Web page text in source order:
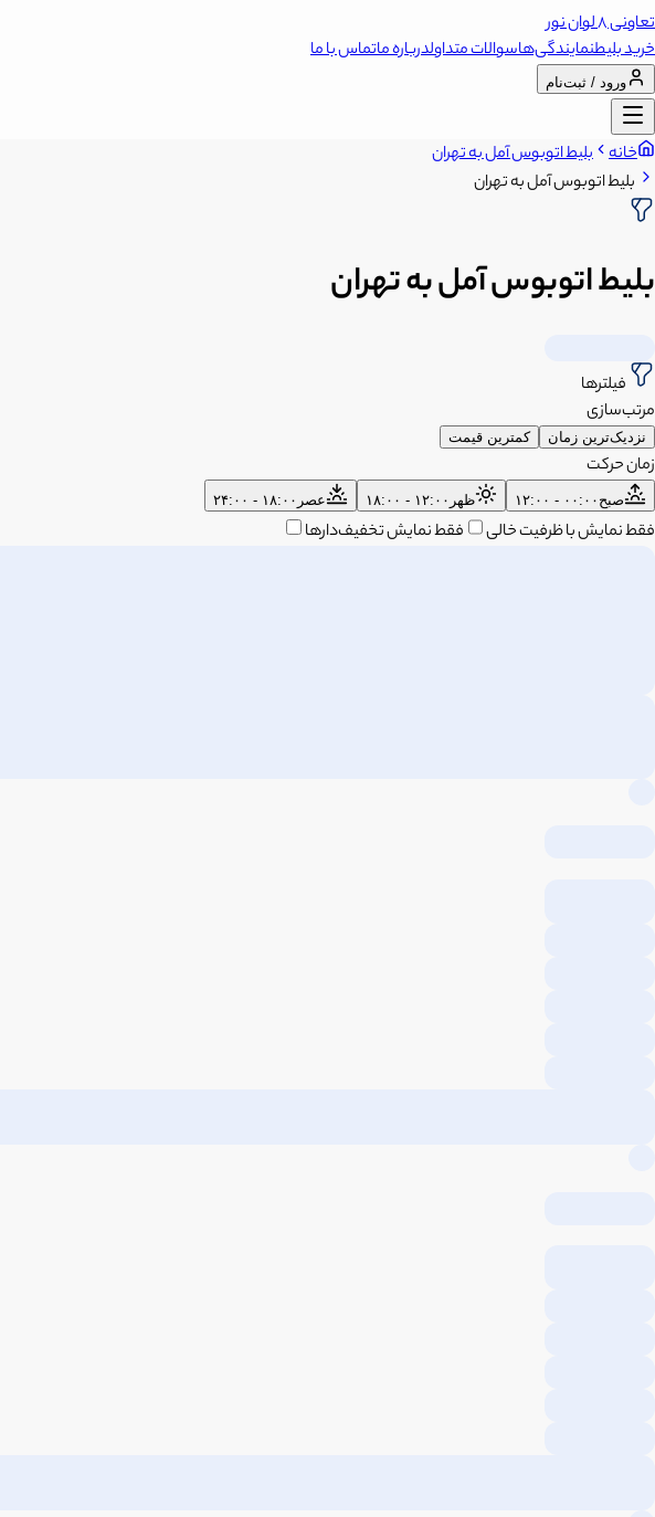
تعاونی 8 لوان نور
خرید بلیطنمایندگی‌هاسوالات متداولدرباره ماتماس با ما
ورود / ثبت‌نام
خانه بلیط اتوبوس آمل به تهران
بلیط اتوبوس آمل به تهران
بلیط اتوبوس آمل به تهران
فیلترها
مرتب‌سازی
نزدیک‌ترین زمان کمترین قیمت
زمان حرکت
صبح ۰۰:۰۰ - ۱۲:۰۰ ظهر ۱۲:۰۰ - ۱۸:۰۰ عصر ۱۸:۰۰ - ۲۴:۰۰
فقط نمایش با ظرفیت خالی فقط نمایش تخفیف‌دارها